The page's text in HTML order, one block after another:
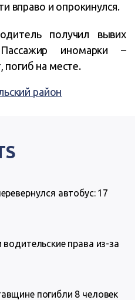
вправо и опрокинулся.
получил вывих
Пассажир иномарки –
погиб на месте.
район
автобус: 17
права из-за
погибли 8 человек